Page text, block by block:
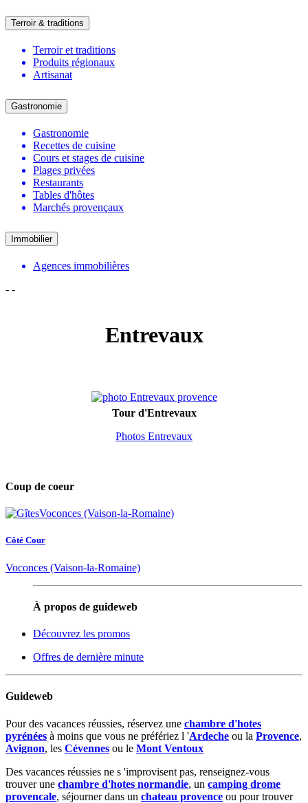
Terroir & traditions
Terroir et traditions
Produits régionaux
Artisanat
Gastronomie
Gastronomie
Recettes de cuisine
Cours et stages de cuisine
Plages privées
Restaurants
Tables d'hôtes
Marchés provençaux
Immobilier
Agences immobilières
- -
Entrevaux
Tour d'Entrevaux
Photos Entrevaux
Coup de coeur
Côté Cour
Voconces (Vaison-la-Romaine)
À propos de guideweb
Découvrez les promos
Offres de dernière minute
Guideweb
Pour des vacances réussies, réservez une chambre d'hotes
pyrénées à moins que vous ne préfériez l 'Ardeche ou la Provence,
Avignon, les Cévennes ou le Mont Ventoux
Des vacances réussies ne s 'improvisent pas, renseignez-vous
trouver une chambre d'hotes normandie, un camping drome
provencale, séjourner dans un chateau provence ou pour trouver